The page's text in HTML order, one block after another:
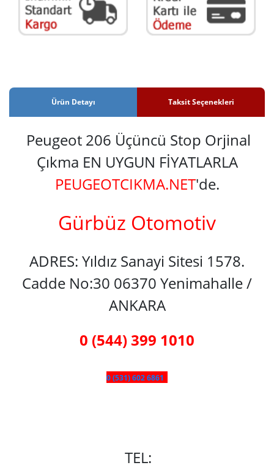
Ürün Detayı Taksit Seçenekleri
Peugeot 206 Üçüncü Stop Orjinal
Çıkma EN UYGUN FİYATLARLA
PEUGEOTCIKMA.NET'de.
Gürbüz Otomotiv
ADRES: Yıldız Sanayi Sitesi 1578.
Cadde No:30 06370 Yenimahalle /
ANKARA
0 (544) 399 1010
0 (531) 602 6861
TEL: